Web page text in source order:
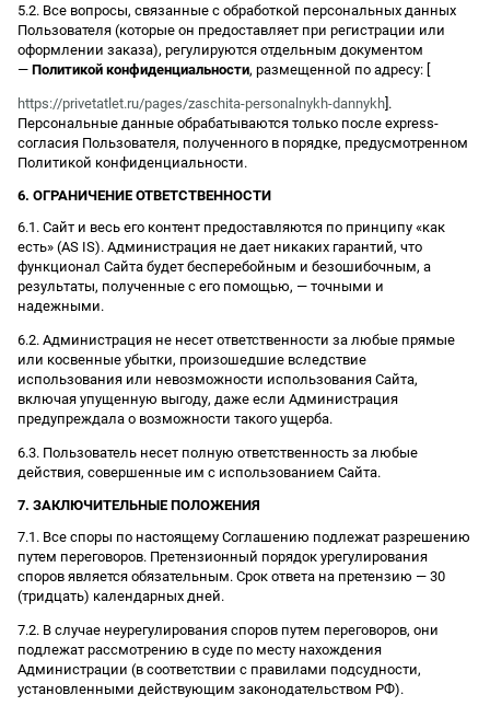
5.2. Все вопросы, связанные с обработкой персональных данных
Пользователя (которые он предоставляет при регистрации или
оформлении заказа), регулируются отдельным документом
— Политикой конфиденциальности, размещенной по адресу: [
https://privetatlet.ru/pages/zaschita-personalnykh-dannykh ].
Персональные данные обрабатываются только после express-
согласия Пользователя, полученного в порядке, предусмотренном
Политикой конфиденциальности.
6. ОГРАНИЧЕНИЕ ОТВЕТСТВЕННОСТИ
6.1. Сайт и весь его контент предоставляются по принципу «как
есть» (AS IS). Администрация не дает никаких гарантий, что
функционал Сайта будет бесперебойным и безошибочным, а
результаты, полученные с его помощью, — точными и
надежными.
6.2. Администрация не несет ответственности за любые прямые
или косвенные убытки, произошедшие вследствие
использования или невозможности использования Сайта,
включая упущенную выгоду, даже если Администрация
предупреждала о возможности такого ущерба.
6.3. Пользователь несет полную ответственность за любые
действия, совершенные им с использованием Сайта.
7. ЗАКЛЮЧИТЕЛЬНЫЕ ПОЛОЖЕНИЯ
7.1. Все споры по настоящему Соглашению подлежат разрешению
путем переговоров. Претензионный порядок урегулирования
споров является обязательным. Срок ответа на претензию — 30
(тридцать) календарных дней.
7.2. В случае неурегулирования споров путем переговоров, они
подлежат рассмотрению в суде по месту нахождения
Администрации (в соответствии с правилами подсудности,
установленными действующим законодательством РФ).